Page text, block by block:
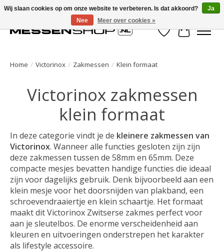
Verlanglijst
Home / Victorinox / Zakmessen / Klein formaat
Victorinox zakmessen
klein formaat
In deze categorie vindt je de kleinere zakmessen van
Victorinox. Wanneer alle functies gesloten zijn zijn
deze zakmessen tussen de 58mm en 65mm. Deze
compacte mesjes bevatten handige functies die ideaal
zijn voor dagelijks gebruik. Denk bijvoorbeeld aan een
klein mesje voor het doorsnijden van plakband, een
schroevendraaiertje en klein schaartje. Het formaat
maakt dit Victorinox Zwitserse zakmes perfect voor
aan je sleutelbos. De enorme verscheidenheid aan
kleuren en uitvoeringen onderstrepen het karakter
als lifestyle accessoire.
Wij slaan cookies op om onze website te verbeteren. Is dat akkoord?
Ja
Nee
Meer over cookies »